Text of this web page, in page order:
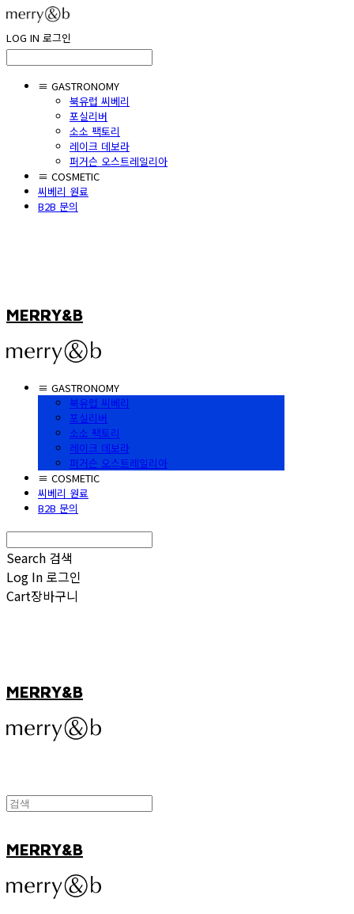
LOG IN 로그인
≡ GASTRONOMY
북유럽 씨베리
포실리버
소소 팩토리
레이크 데보라
퍼거슨 오스트레일리아
≡ COSMETIC
씨베리 원료
B2B 문의
MERRY&B
≡ GASTRONOMY
북유럽 씨베리
포실리버
소소 팩토리
레이크 데보라
퍼거슨 오스트레일리아
≡ COSMETIC
씨베리 원료
B2B 문의
Search 검색
Log In 로그인
Cart장바구니
MERRY&B
MERRY&B